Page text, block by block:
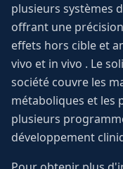
plusieurs systèmes
offrant une
effets hors cible et
vivo et in vivo . Le
société couvre les
métaboliques et les
plusieurs
développement